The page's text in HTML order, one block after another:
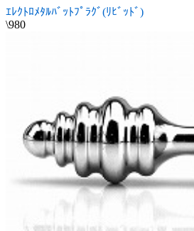
ｴﾚｸﾄﾛﾒﾀﾙﾊﾞｯﾄﾌﾟﾗｸﾞ(ﾘﾋﾞｯﾄﾞ)
\980